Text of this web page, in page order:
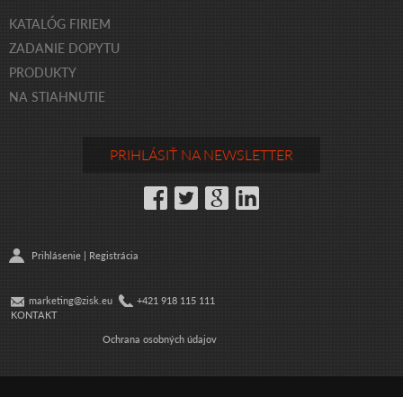
KATALÓG FIRIEM
ZADANIE DOPYTU
PRODUKTY
NA STIAHNUTIE
PRIHLÁSIŤ NA NEWSLETTER
Prihlásenie | Registrácia
marketing@zisk.eu
+421 918 115 111
KONTAKT
Ochrana osobných údajov